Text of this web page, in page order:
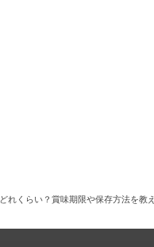
れくらい？賞味期限や保存方法を教